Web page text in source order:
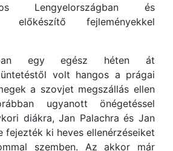
Lengyelországban és
előkészítő fejleményekkel
egy egész héten át
volt hangos a prágai
a szovjet megszállás ellen
ugyanott önégetéssel
diákra, Jan Palachra és Jan
fejezték ki heves ellenérzéseiket
szemben. Az akkor már